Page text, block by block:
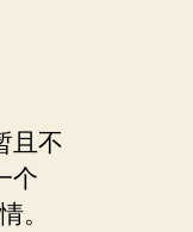
且不
个
。